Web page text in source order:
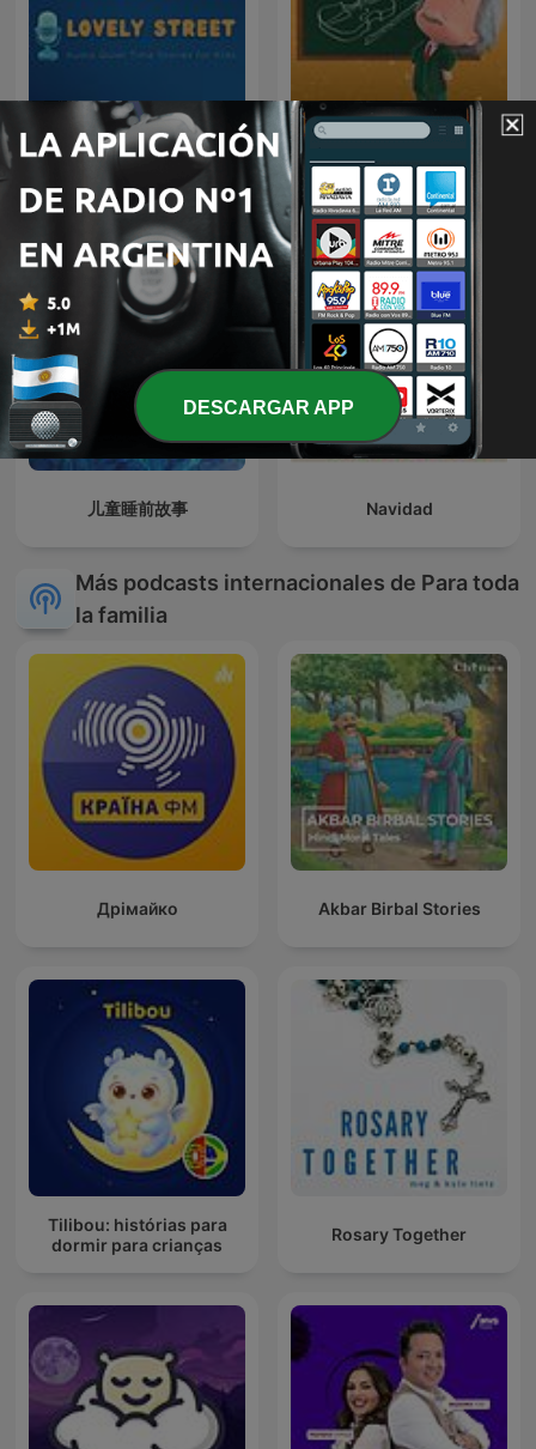
Lovely Street: Audio Quiet
Time Stories for Kids
!!MUSICA MAESTRO!!
TERAPIA MUSICAL PARA
NIÑOS DE HOY
儿童睡前故事 Navidad
Más podcasts internacionales de Para toda
la familia
Дрімайко Akbar Birbal Stories
Tilibou: histórias para
dormir para crianças
Rosary Together
DESCARGAR APP